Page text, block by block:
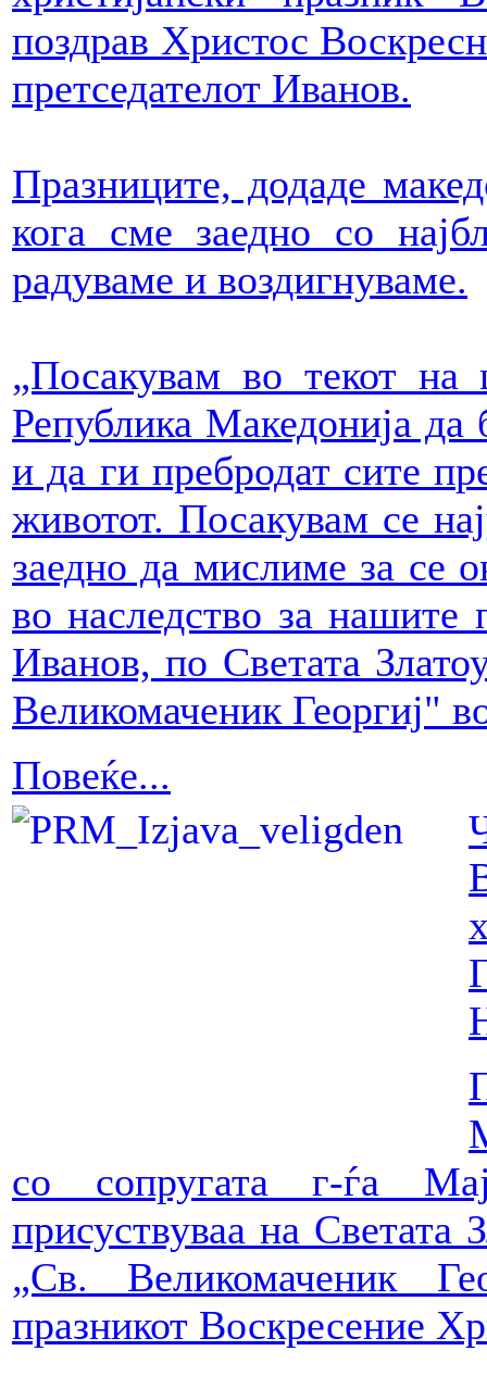
поздрав Христос
претседателот Иванов.
Празниците, додаде
кога сме заедно со
радуваме и воздигнуваме.
„Посакувам во текот на
Република Македонија да
и да ги пребродат сите
животот. Посакувам се
заедно да мислиме за се
во наследство за нашите
Иванов, по Светата
Великомаченик Георгиј"
Повеќе...
со сопругата г-ѓа
присуствуваа на Светата
„Св. Великомаченик
празникот Воскресение